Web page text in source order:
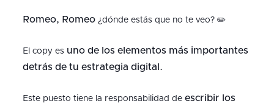
Romeo, Romeo¿dónde estás que no te veo? ✏️
El copy es uno de los elementos más importantes
detrás de tu estrategia digital.
Este puesto tiene la responsabilidad de escribir los